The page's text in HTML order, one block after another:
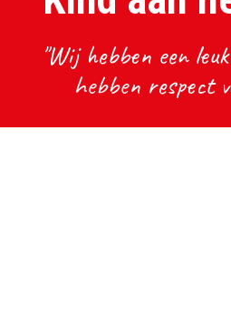
"Wij hebben een
hebben respect